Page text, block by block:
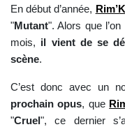
En début d’année, Rim’K
"Mutant". Alors que
mois, il vient de se
scène.
C’est donc avec un
prochain opus, que
"Cruel ", ce dernier